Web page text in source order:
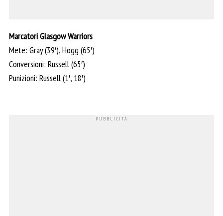
Marcatori Glasgow Warriors
Mete: Gray (39′), Hogg (65′)
Conversioni: Russell (65′)
Punizioni: Russell (1′, 18′)